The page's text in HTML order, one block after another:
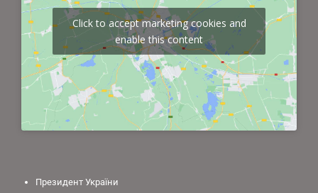
Click to accept marketing cookies and
enable this content
Президент України